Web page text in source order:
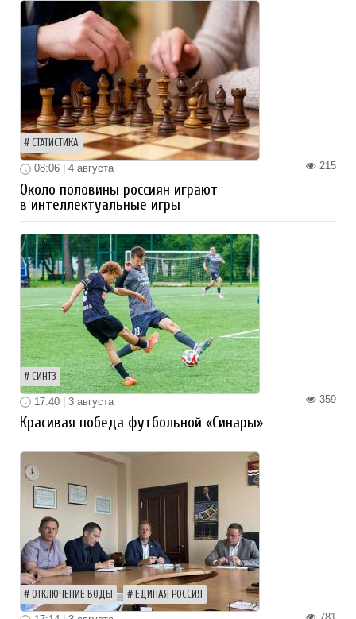
СТАТИСТИКА
215
08:06 | 4 августа
Около половины россиян играют
в интеллектуальные игры
СИНТЗ
359
17:40 | 3 августа
Красивая победа футбольной «Синары»
ОТКЛЮЧЕНИЕ ВОДЫ ЕДИНАЯ РОССИЯ